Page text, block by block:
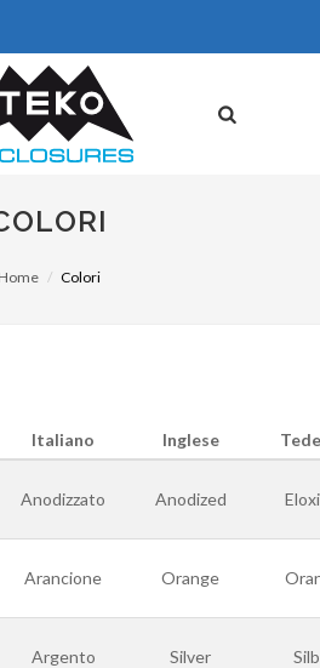
Home Colori
Italiano Inglese
Anodizzato Anodized
Arancione Orange
Argento Silver